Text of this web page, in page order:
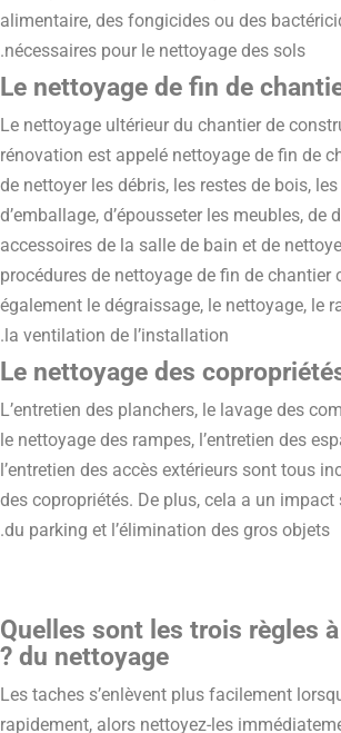
alimentaire, des fongicides ou des
nécessaires pour le nettoyage des sols.
Le nettoyage de fin de
Le nettoyage ultérieur du chantier de
rénovation est appelé nettoyage de fin de
de nettoyer les débris, les restes de bois,
d’emballage, d’épousseter les meubles, de
accessoires de la salle de bain et de
procédures de nettoyage de fin de chantier
également le dégraissage, le nettoyage, le
la ventilation de l’installation.
Le nettoyage des
L’entretien des planchers, le lavage des
le nettoyage des rampes, l’entretien des
l’entretien des accès extérieurs sont tous
des copropriétés. De plus, cela a un impact
du parking et l’élimination des gros objets.
Quelles sont les trois règles
du nettoyage ?
Les taches s’enlèvent plus facilement
rapidement, alors nettoyez-les